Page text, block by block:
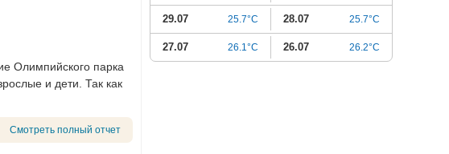
Олимпийского парка
и дети. Так как
Смотреть полный отчет
29.07 25.7°C 28.07 25.7°C
27.07 26.1°C 26.07 26.2°C